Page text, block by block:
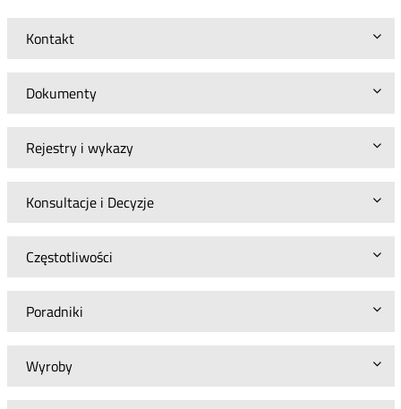
Kontakt
Dokumenty
Rejestry i wykazy
Konsultacje i Decyzje
Częstotliwości
Poradniki
Wyroby